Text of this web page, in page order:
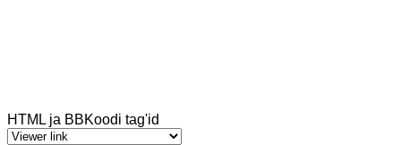
HTML ja BBKoodi tag'id